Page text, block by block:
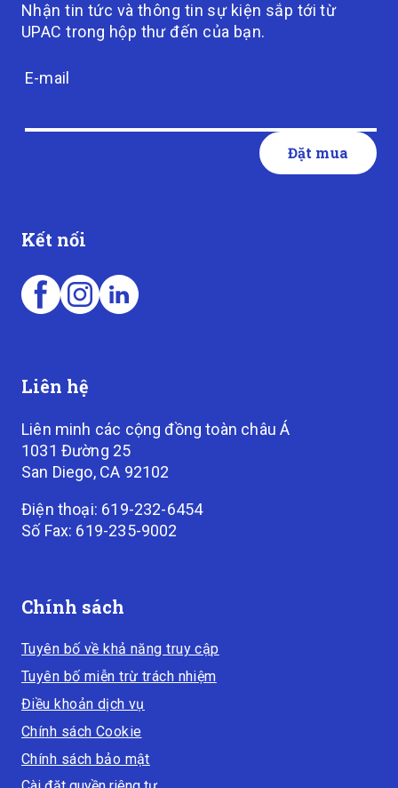
Nhận tin tức và thông tin sự kiện sắp tới từ
UPAC trong hộp thư đến của bạn.
E-mail
Kết nối
Liên hệ
Liên minh các cộng đồng toàn châu Á
1031 Đường 25
San Diego, CA 92102
Điện thoại: 619-232-6454
Số Fax: 619-235-9002
Chính sách
Tuyên bố về khả năng truy cập
Tuyên bố miễn trừ trách nhiệm
Điều khoản dịch vụ
Chính sách Cookie
Chính sách bảo mật